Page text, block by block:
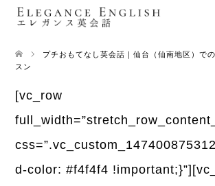
プチおもてなし英会話｜仙台（仙南地区）で
スン
[vc_row
d-color: #f4f4f4